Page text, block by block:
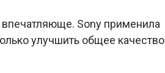
Sony применила
улучшить общее качество